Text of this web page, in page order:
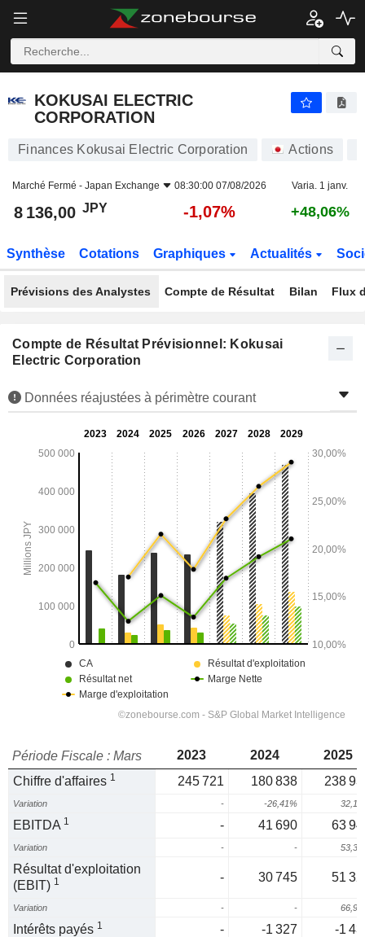
KOKUSAI ELECTRIC
CORPORATION
Finances Kokusai Electric Corporation Actions
Marché Fermé - Japan Exchange 08:30:00 07/08/2026 Varia. 1 janv.
8 136,00 JPY -1,07% +48,06%
Synthèse Cotations Graphiques Actualités
Prévisions des Analystes Compte de Résultat Bilan Flux
Compte de Résultat Prévisionnel: Kokusai
Electric Corporation
Données réajustées à périmètre courant
Période Fiscale : Mars 2023 2024
2025
Chiffre d'affaires 1 245 721 180 838 238
Variation - -26,41%
EBITDA 1 - 41 690 63
Variation - -
Résultat d'exploitation
(EBIT) 1 - 30 745 51
Variation - -
Intérêts payés 1 - -1 327
-1